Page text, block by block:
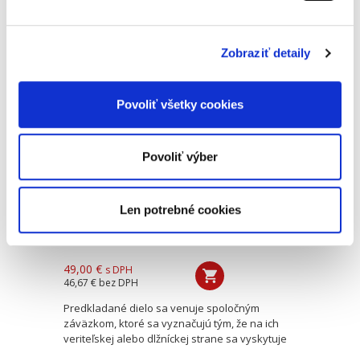
Zobraziť detaily
Povoliť všetky cookies
Povoliť výber
Len potrebné cookies
slovenskej odbornej právnickej literatúry
Judikatúra vo
veciach spoločných
dlhov a pohľadávok
a procesného
spoločenstva
Imrich Fekete
49,00 € s DPH
46,67 € bez DPH
Predkladané dielo sa venuje spoločným
záväzkom, ktoré sa vyznačujú tým, že na ich
veriteľskej alebo dlžníckej strane sa vyskytuje